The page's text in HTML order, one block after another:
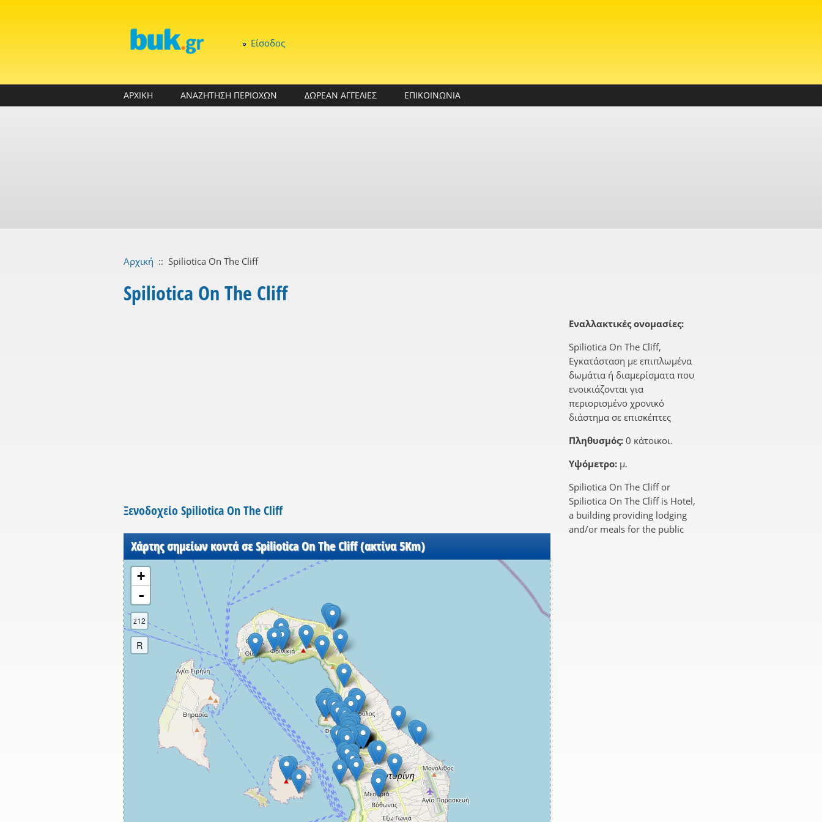
Είσοδος
ΑΡΧΙΚΗ ΑΝΑΖΗΤΗΣΗ ΠΕΡΙΟΧΩΝ ΔΩΡΕΑΝ ΑΓΓΕΛΙΕΣ ΕΠΙΚΟΙΝΩΝΙΑ
Αρχική :: Spiliotica On The Cliff
Spiliotica On The Cliff
Ξενοδοχείο Spiliotica On The Cliff
Χάρτης σημείων κοντά σε Spiliotica On The Cliff (ακτίνα 5Km)
+
-
z12
R
Εναλλακτικές ονομασίες:
Spiliotica On The Cliff,
Εγκατάσταση με επιπλωμένα
δωμάτια ή διαμερίσματα που
ενοικιάζονται για
περιορισμένο χρονικό
διάστημα σε επισκέπτες
Πληθυσμός: 0 κάτοικοι.
Υψόμετρο: μ.
Spiliotica On The Cliff or
Spiliotica On The Cliff is Hotel,
a building providing lodging
and/or meals for the public